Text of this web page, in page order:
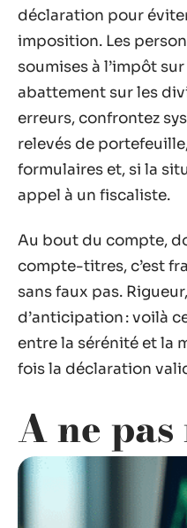
déclaration pour
imposition. Les
soumises à l’impôt
abattement sur les
erreurs, confrontez
relevés de
formulaires et, si la
appel à un fiscaliste.
Au bout du compte,
compte-titres, c’est
sans faux pas.
d’anticipation : voilà
entre la sérénité et la
fois la déclaration
A ne